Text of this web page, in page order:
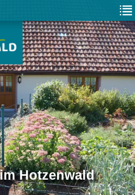
Hotzenwald